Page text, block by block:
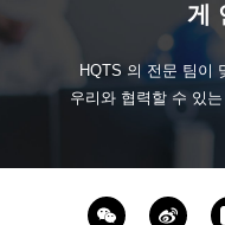
게
HQTS 의 전문 팀이
우리와 협력할 수 있